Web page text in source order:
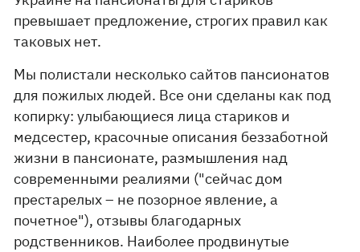
превышает предложение, строгих правил как
таковых нет.
Мы полистали несколько сайтов пансионатов
для пожилых людей. Все они сделаны как под
копирку: улыбающиеся лица стариков и
медсестер, красочные описания беззаботной
жизни в пансионате, размышления над
современными реалиями ("сейчас дом
престарелых – не позорное явление, а
почетное"), отзывы благодарных
родственников. Наиболее продвинутые